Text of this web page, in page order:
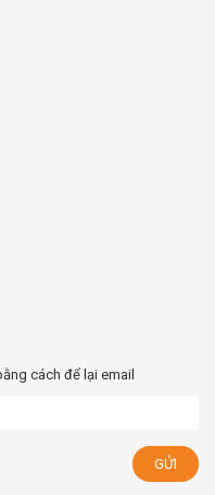
cách để lại email